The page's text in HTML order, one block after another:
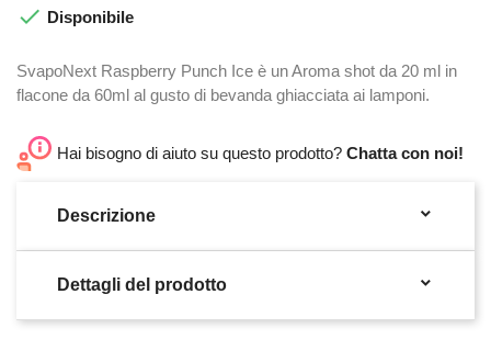
 Disponibile
SvapoNext Raspberry Punch Ice è un Aroma shot da 20 ml in
flacone da 60ml al gusto di bevanda ghiacciata ai lamponi.
Hai bisogno di aiuto su questo prodotto? Chatta con noi!
Descrizione 
Dettagli del prodotto 